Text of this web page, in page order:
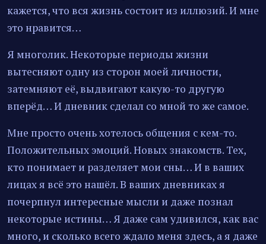
кажется, что вся жизнь состоит из иллюзий. И мне
это нравится…
Я многолик. Некоторые периоды жизни
вытесняют одну из сторон моей личности,
затемняют её, выдвигают какую-то другую
вперёд… И дневник сделал со мной то же самое.
Мне просто очень хотелось общения с кем-то.
Положительных эмоций. Новых знакомств. Тех,
кто понимает и разделяет мои сны… И в ваших
лицах я всё это нашёл. В ваших дневниках я
почерпнул интересные мысли и даже познал
некоторые истины… Я даже сам удивился, как вас
много, и сколько всего ждало меня здесь, а я даже